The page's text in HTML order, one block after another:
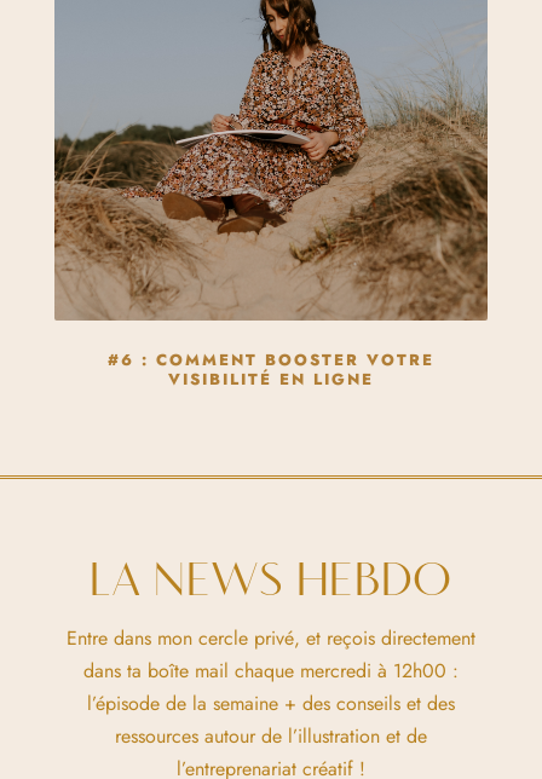
#6 : COMMENT BOOSTER VOTRE
VISIBILITÉ EN LIGNE
LA NEWS HEBDO
Entre dans mon cercle privé, et reçois directement
dans ta boîte mail chaque mercredi à 12h00 :
l’épisode de la semaine + des conseils et des
ressources autour de l’illustration et de
l’entreprenariat créatif !